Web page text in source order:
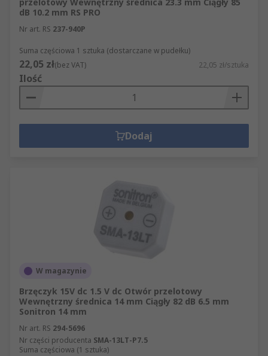
dB 10.2 mm RS PRO
Nr art. RS 237-940P
Suma częściowa 1 sztuka (dostarczane w pudełku)
22,05 zł(bez VAT) 22,05 zł/sztuka
Ilość
Dodaj
W magazynie
Brzęczyk 15V dc 1.5 V dc Otwór przelotowy
Wewnętrzny średnica 14 mm Ciągły 82 dB 6.5 mm
Sonitron 14 mm
Nr art. RS 294-5696
Nr części producenta SMA-13LT-P7.5
Suma częściowa (1 sztuka)